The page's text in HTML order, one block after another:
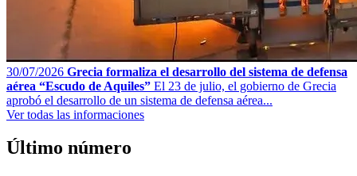
30/07/2026 Grecia formaliza el desarrollo del sistema de defensa
aérea “Escudo de Aquiles” El 23 de julio, el gobierno de Grecia
aprobó el desarrollo de un sistema de defensa aérea...
Ver todas las informaciones
Último número